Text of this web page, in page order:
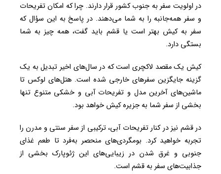
در اولویت سفر به جنوب کشور قرار دارند. چرا که امکان تفریحات
و سفر همه‌جانبه را به شما می‌دهند. در پاسخ به این سؤال که
سفر به کیش بهتر است یا قشم باید گفت، همه چیز به شما
بستگی دارد.
کیش یک مقصد لاکچری است که در سال‌های اخیر تبدیل به یک
گزینه جایگزین سفرهای خارجی شده است. هتل‌های لوکس تا
ماشین‌های آخرین مدل و تفریحات آبی و خشکی متنوع تنها
بخشی از سفر شما به جزیره کیش خواهد بود.
در قشم نیز در کنار تفریحات آبی، ترکیبی از سفر سنتی و مدرن را
تجربه خواهید کرد. بومگردی‌های منحصر به‌فرد تا طعم غذای
جنوبی و غرق شدن در زیبایی‌های این ژئوپارک بخشی از
جذابیت‌های سفر به قشم است.